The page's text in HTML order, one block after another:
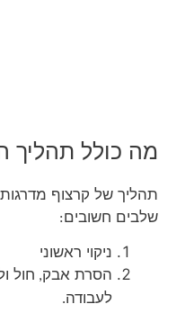
מה כולל תהליך
תהליך של קרצוף מדרגות
שלבים חשובים:
ניקוי ראשוני
הסרת אבק, חול
לעבודה.